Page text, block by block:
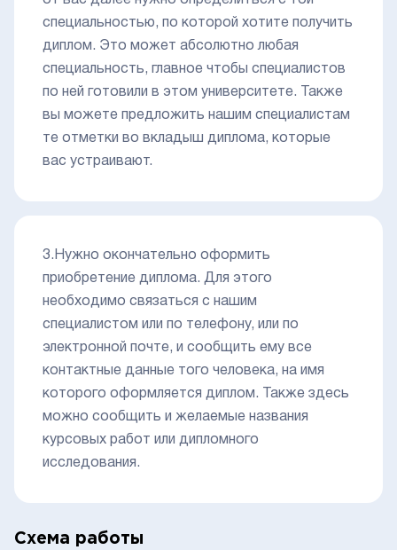
специальностью, по которой хотите получить
диплом. Это может абсолютно любая
специальность, главное чтобы специалистов
по ней готовили в этом университете. Также
вы можете предложить нашим специалистам
те отметки во вкладыш диплома, которые
вас устраивают.
3.Нужно окончательно оформить
приобретение диплома. Для этого
необходимо связаться с нашим
специалистом или по телефону, или по
электронной почте, и сообщить ему все
контактные данные того человека, на имя
которого оформляется диплом. Также здесь
можно сообщить и желаемые названия
курсовых работ или дипломного
исследования.
Схема работы